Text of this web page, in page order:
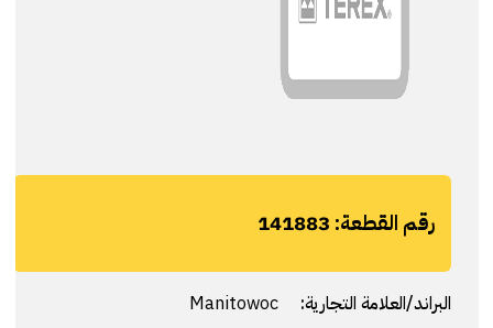
رقم القطعة: 141883
البراند/العلامة التجارية: Manitowoc